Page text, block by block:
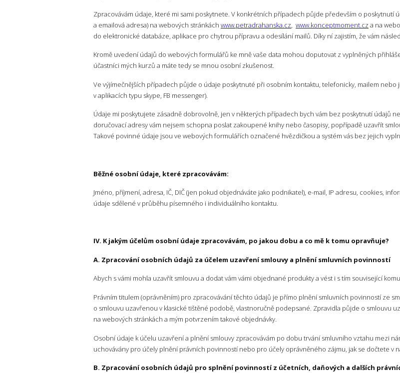
Zpracovávám údaje, které mi sami poskytnete. V konkrétních případech půjde především o
a emailová adresa) na webových stránkách www.petradrahanska.cz www.konceptmoment.cz a na
do elektronické databáze, aplikace pro chytrou přípravu a odesílání mailů. Díky ní zajistím, že vám
Kromě uvedení údajů do webových formulářů ke mně vaše data mohou doputovat z vyplněných
účastníci mých kurzů a máte tedy se mnou osobní zkušenost.
Ve výjímečnějších případech půjde o údaje poskytnuté při osobním kontaktu, telefonicky, mailem nebo
v aplikacích typu skype, FB messenger).
Údaje mi poskytujete zásadně dobrovolně, jen v některých případech bych vám bez poskytnutí údajů
doručovací adresy vám nejsem schopna poslat zakoupené knihy nebo časopisy, popřípadě uzavřít
Takové povinné údaje jsou ve webových formulářích označené hvězdičkou a systém vás bez jejich
Běžné osobní údaje, které zpracovávám:
Jméno, příjmení, adresa, IČ, DIČ (jen pokud objednáváte jako podnikatel), e-mail, IP adresu, cookies,
údaje sdělené v průběhu písemného i individuálního kontaktu.
IV. K jakým účelům osobní údaje zpracovávám, po jakou dobu a co mě k tomu opravňuje?
A. Zpracování osobních údajů za účelem uzavření smlouvy a plnění smluvních povinností
Abych s vámi mohla uzavřít smlouvu a dodat vám vámi objednané produkty a vést i s tím související
Právním titulem (oprávněním) pro zpracovávání těchto údajů je přímo plnění smluvních povinností ze
o smlouvu uzavřenou v klasické tištěné podobě, vlastnoručně podepsané. Zpravidla půjde o smlouvu
na webových stránkách a mým potvrzením takové objednávky.
Osobní údaje k účelu uzavření a plnění smlouvy zpracovávám po dobu trvání smluvního vztahu mezi
uchovávány pro účely plnění právních povinností nebo pro účely oprávněného zájmu, jak se dočtete v
B. Zpracování osobních údajů pro splnění povinností z účetních, daňových a dalších